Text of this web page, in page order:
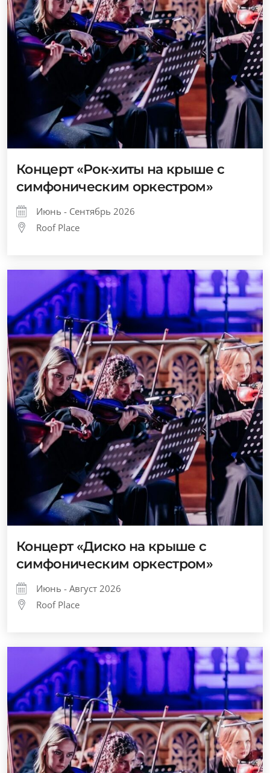
Концерт «Рок-хиты на крыше с
симфоническим оркестром»
Июнь - Сентябрь 2026
Roof Place
Концерт «Диско на крыше с
симфоническим оркестром»
Июнь - Август 2026
Roof Place